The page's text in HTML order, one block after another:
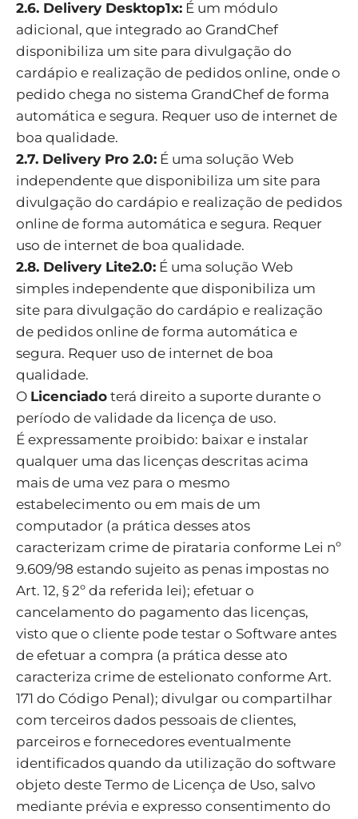
2.6. Delivery Desktop1x: É um módulo
adicional, que integrado ao GrandChef
disponibiliza um site para divulgação do
cardápio e realização de pedidos online, onde o
pedido chega no sistema GrandChef de forma
automática e segura. Requer uso de internet de
boa qualidade.
2.7. Delivery Pro 2.0: É uma solução Web
independente que disponibiliza um site para
divulgação do cardápio e realização de pedidos
online de forma automática e segura. Requer
uso de internet de boa qualidade.
2.8. Delivery Lite2.0: É uma solução Web
simples independente que disponibiliza um
site para divulgação do cardápio e realização
de pedidos online de forma automática e
segura. Requer uso de internet de boa
qualidade.
O Licenciado terá direito a suporte durante o
período de validade da licença de uso.
É expressamente proibido: baixar e instalar
qualquer uma das licenças descritas acima
mais de uma vez para o mesmo
estabelecimento ou em mais de um
computador (a prática desses atos
caracterizam crime de pirataria conforme Lei nº
9.609/98 estando sujeito as penas impostas no
Art. 12, § 2º da referida lei); efetuar o
cancelamento do pagamento das licenças,
visto que o cliente pode testar o Software antes
de efetuar a compra (a prática desse ato
caracteriza crime de estelionato conforme Art.
171 do Código Penal); divulgar ou compartilhar
com terceiros dados pessoais de clientes,
parceiros e fornecedores eventualmente
identificados quando da utilização do software
objeto deste Termo de Licença de Uso, salvo
mediante prévia e expresso consentimento do